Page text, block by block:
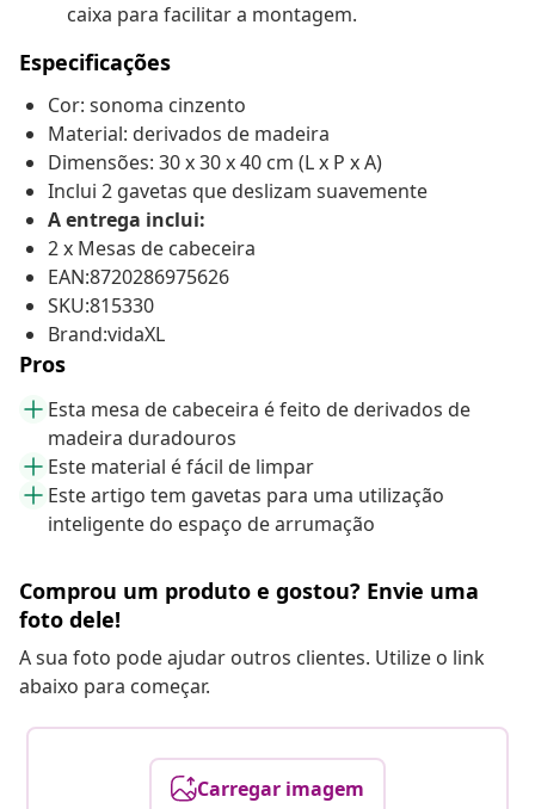
caixa para facilitar a montagem.
Especificações
Cor: sonoma cinzento
Material: derivados de madeira
Dimensões: 30 x 30 x 40 cm (L x P x A)
Inclui 2 gavetas que deslizam suavemente
A entrega inclui:
2 x Mesas de cabeceira
EAN:8720286975626
SKU:815330
Brand:vidaXL
Pros
Esta mesa de cabeceira é feito de derivados de
madeira duradouros
Este material é fácil de limpar
Este artigo tem gavetas para uma utilização
inteligente do espaço de arrumação
Comprou um produto e gostou? Envie uma
foto dele!
A sua foto pode ajudar outros clientes. Utilize o link
abaixo para começar.
Carregar imagem